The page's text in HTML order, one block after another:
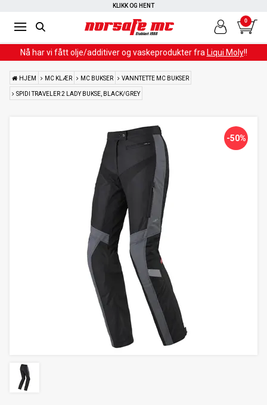
KLIKK OG HENT
0
Nå har vi fått olje/additiver og vaskeprodukter fra Liqui Moly!!
HJEM MC KLÆR MC BUKSER VANNTETTE MC BUKSER
SPIDI TRAVELER 2 LADY BUKSE, BLACK/GREY
-50%